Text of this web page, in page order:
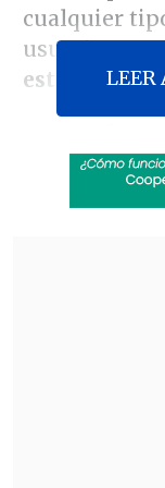
cualquier
usuarios,
estafas por
identidad
parámetros
LEER